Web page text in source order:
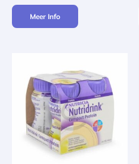
Meer Info